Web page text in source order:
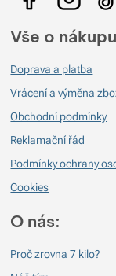
Vše o
Doprava a platba
Vrácení a výměna
Obchodní podmínky
Reklamační řád
Podmínky ochrany
Cookies
O nás:
Proč zrovna 7 kilo?